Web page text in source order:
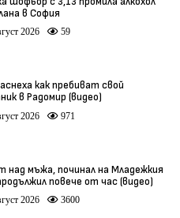
в София
2026 59
как пребиват свой
в Радомир (видео)
2026 971
над мъжа, починал на Младежкия
повече от час (видео)
2026 3600